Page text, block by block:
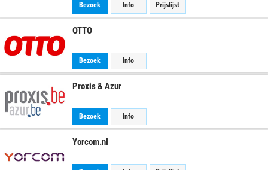
Bezoek Info Prijslijst
OTTO
Bezoek Info
Proxis & Azur
Bezoek Info
Yorcom.nl